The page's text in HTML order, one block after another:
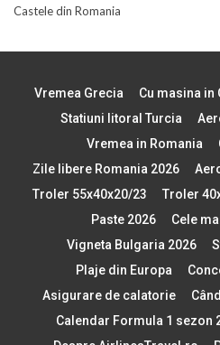
Castele din Romania
Vremea Grecia Cu masina in
Statiuni litoral Turcia
Vremea in Romania
Zile libere Romania 2026
Troler 55x40x20/23
Troler
Paste 2026
Cele
Vigneta Bulgaria 2026
Plaje din Europa
Asigurare de calatorie
Calendar Formula 1 sezon